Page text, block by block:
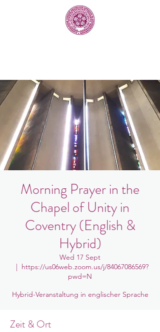
Morning Prayer in the
Chapel of Unity in
Coventry (English &
Hybrid)
Wed 17 Sept
  |
https://us06web.zoom.us/j/84067086569?
pwd=N
Hybrid-Veranstaltung in englischer Sprache
Zeit & Ort